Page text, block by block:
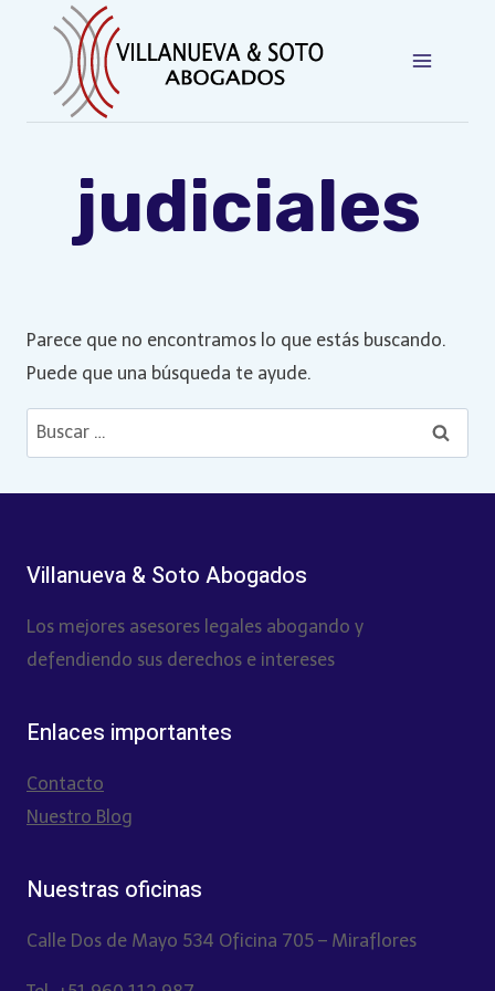
contenido
judiciales
Parece que no encontramos lo que estás buscando.
Puede que una búsqueda te ayude.
Buscar:
Villanueva & Soto Abogados
Los mejores asesores legales abogando y
defendiendo sus derechos e intereses
Enlaces importantes
Contacto
Nuestro Blog
Nuestras oficinas
Calle Dos de Mayo 534 Oficina 705 – Miraflores